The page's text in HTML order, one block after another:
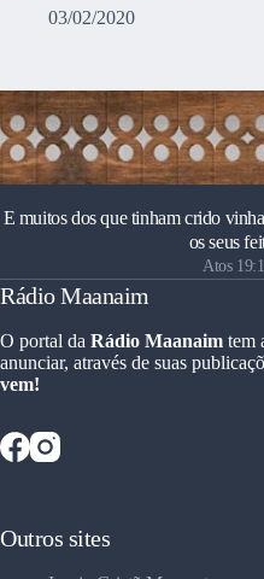
03/02/2020
E muitos dos que tinham crido
os seus
Atos
Rádio Maanaim
O portal da Rádio Maanaim tem
anunciar, através de suas
vem!
Outros sites